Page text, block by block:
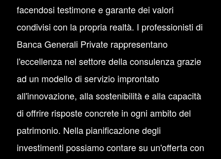
facendosi testimone e garante dei valori
condivisi con la propria realtà. I professionisti di
Banca Generali Private rappresentano
l'eccellenza nel settore della consulenza grazie
ad un modello di servizio improntato
all'innovazione, alla sostenibilità e alla capacità
di offrire risposte concrete in ogni ambito del
patrimonio. Nella pianificazione degli
investimenti possiamo contare su un'offerta con